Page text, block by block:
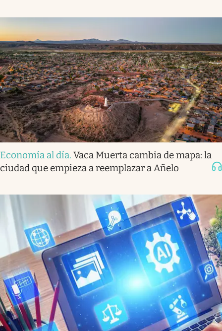
Economía al día. Vaca Muerta cambia de mapa: la
ciudad que empieza a reemplazar a Añelo